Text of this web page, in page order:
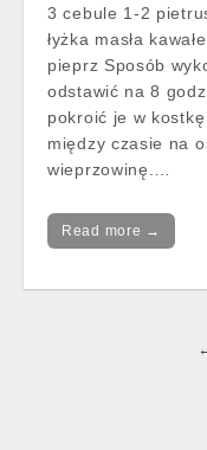
3 cebule 1-2
łyżka masła
pieprz Sposób
odstawić na 8
pokroić je w
między czasie na
wieprzowinę.…
Read more →